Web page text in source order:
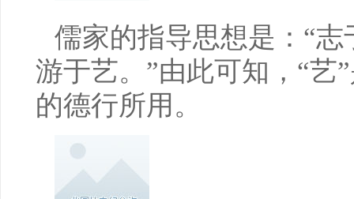
儒家的指导思想是：“
游于艺。”由此可知，“艺
的德行所用。